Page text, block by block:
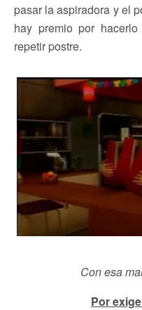
pasar la aspiradora y el
hay premio por
repetir postre.
Con esa
Por